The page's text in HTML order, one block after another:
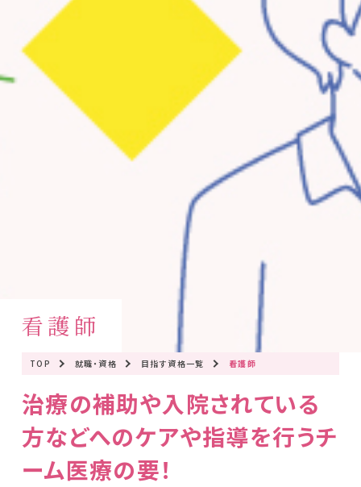
看護師
TOP 就職・資格 目指す資格一覧 看護師
治療の補助や入院されている
方などへのケアや指導を行うチ
ーム医療の要！